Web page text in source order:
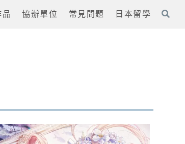
協辦單位 常見問題 日本留學